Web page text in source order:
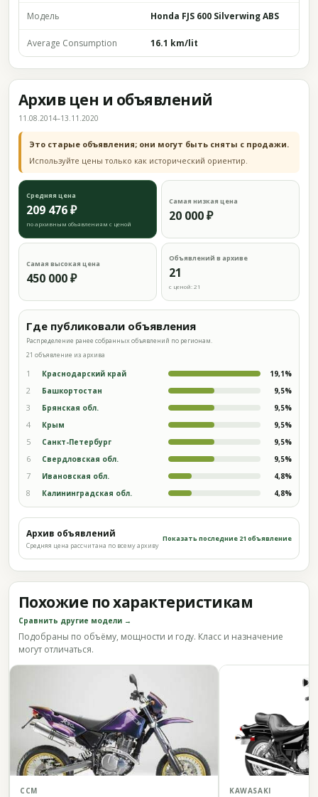
Модель Honda FJS 600 Silverwing ABS
Average Consumption 16.1 km/lit
Архив цен и объявлений
11.08.2014–13.11.2020
Это старые объявления; они могут быть сняты с продажи.
Используйте цены только как исторический ориентир.
Средняя цена
209 476 ₽
по архивным объявлениям с ценой
Самая низкая цена
20 000 ₽
Самая высокая цена
450 000 ₽
Объявлений в архиве
21
с ценой: 21
Где публиковали объявления
Распределение ранее собранных объявлений по регионам.
21 объявление из архива
1 Краснодарский край 19,1%
2 Башкортостан 9,5%
3 Брянская обл. 9,5%
4 Крым 9,5%
5 Санкт-Петербург 9,5%
6 Свердловская обл. 9,5%
7 Ивановская обл. 4,8%
8 Калининградская обл. 4,8%
Архив объявлений
Средняя цена рассчитана по всему архиву
Показать последние 21 объявление
Похожие по характеристикам
Сравнить другие модели →
Подобраны по объёму, мощности и году. Класс и назначение
могут отличаться.
CCM KAWASAKI